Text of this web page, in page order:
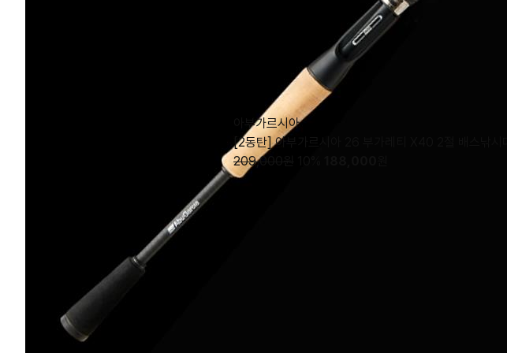
아부가르시아
[2동탄] 아부가르시아 26 부가레티 X40 2절 배스낚시대
209,000원